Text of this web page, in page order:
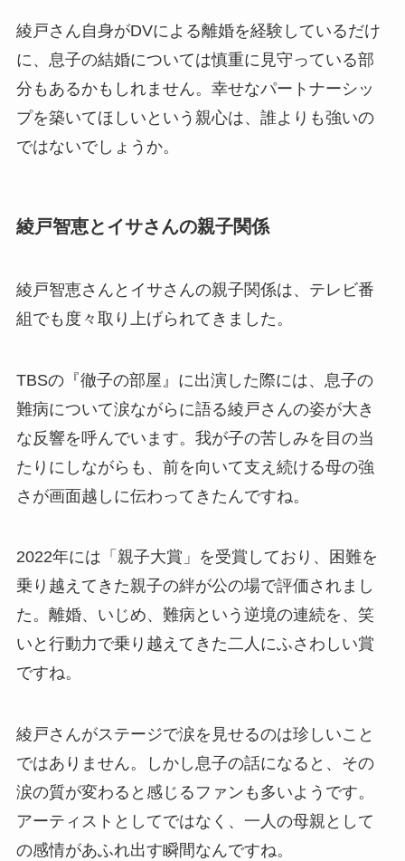
綾戸さん自身がDVによる離婚を経験しているだけ
に、息子の結婚については慎重に見守っている部
分もあるかもしれません。幸せなパートナーシッ
プを築いてほしいという親心は、誰よりも強いの
ではないでしょうか。
綾戸智恵とイサさんの親子関係
綾戸智恵さんとイサさんの親子関係は、テレビ番
組でも度々取り上げられてきました。
TBSの『徹子の部屋』に出演した際には、息子の
難病について涙ながらに語る綾戸さんの姿が大き
な反響を呼んでいます。我が子の苦しみを目の当
たりにしながらも、前を向いて支え続ける母の強
さが画面越しに伝わってきたんですね。
2022年には「親子大賞」を受賞しており、困難を
乗り越えてきた親子の絆が公の場で評価されまし
た。離婚、いじめ、難病という逆境の連続を、笑
いと行動力で乗り越えてきた二人にふさわしい賞
ですね。
綾戸さんがステージで涙を見せるのは珍しいこと
ではありません。しかし息子の話になると、その
涙の質が変わると感じるファンも多いようです。
アーティストとしてではなく、一人の母親として
の感情があふれ出す瞬間なんですね。